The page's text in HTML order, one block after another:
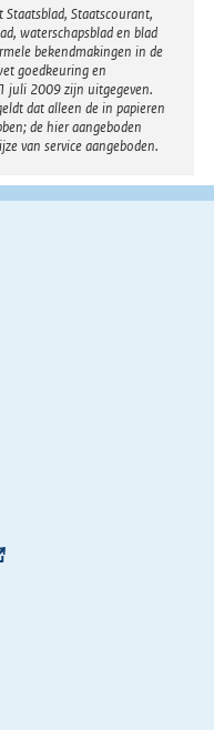
Staatscourant,
waterschapsblad en blad
bekendmakingen in de
goedkeuring en
juli 2009 zijn uitgegeven.
dat alleen de in papieren
de hier aangeboden
van service aangeboden.